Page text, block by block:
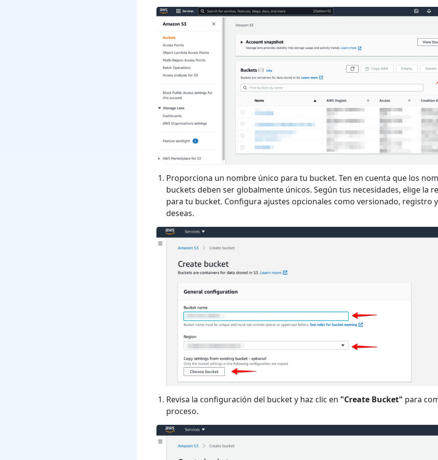
Proporciona un nombre único para tu bucket. Ten en cuenta que los
buckets deben ser globalmente únicos. Según tus necesidades, elige la
para tu bucket. Configura ajustes opcionales como versionado, registro
deseas.
Revisa la configuración del bucket y haz clic en "Create Bucket" para
proceso.